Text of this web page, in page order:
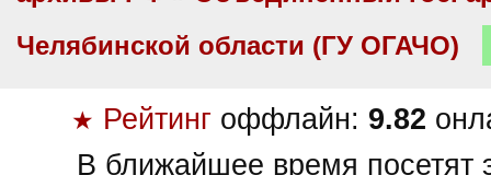
Челябинской области (ГУ ОГАЧО)
★ Рейтинг оффлайн: 9.82
В ближайшее время посетят